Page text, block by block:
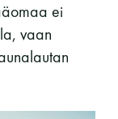
ei
vaan